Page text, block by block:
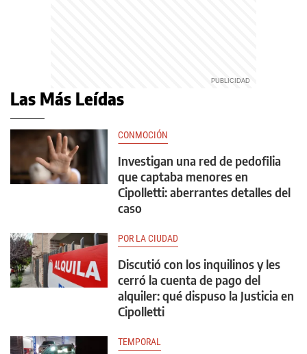
Las Más Leídas
CONMOCIÓN
Investigan una red de pedofilia
que captaba menores en
Cipolletti: aberrantes detalles del
caso
POR LA CIUDAD
Discutió con los inquilinos y les
cerró la cuenta de pago del
alquiler: qué dispuso la Justicia en
Cipolletti
TEMPORAL